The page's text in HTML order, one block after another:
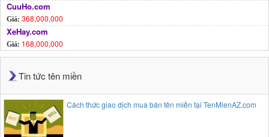
CuuHo.com
Giá: 368,000,000
XeHay.com
Giá: 168,000,000
Tin tức tên miền
Cách thức giao dịch mua bán tên miền tại TenMienAZ.com